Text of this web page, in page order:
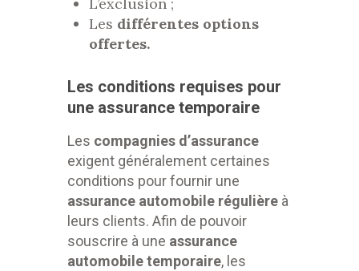
Les différentes options
offertes.
Les conditions requises pour
une assurance temporaire
Les compagnies d’assurance
exigent généralement certaines
conditions pour fournir une
assurance automobile régulière à
leurs clients. Afin de pouvoir
souscrire à une assurance
automobile temporaire, les